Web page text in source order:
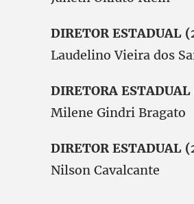
DIRETOR ESTADUAL
Laudelino Vieira dos
DIRETORA ESTADUAL
Milene Gindri Bragato
DIRETOR ESTADUAL
Nilson Cavalcante